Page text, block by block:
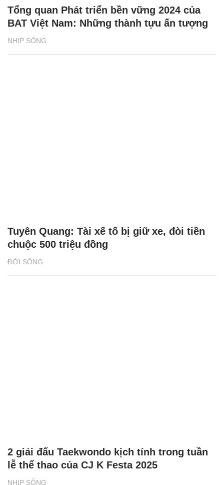
NHỊP SỐNG
Tổng quan Phát triển bền vững 2024 của
BAT Việt Nam: Những thành tựu ấn tượng
ĐỜI SỐNG
Tuyên Quang: Tài xế tố bị giữ xe, đòi tiền
chuộc 500 triệu đồng
NHỊP SỐNG
2 giải đấu Taekwondo kịch tính trong tuần
lễ thể thao của CJ K Festa 2025